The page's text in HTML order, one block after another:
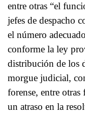
entre otras “el
jefes de despacho
el número
conforme la ley
distribución de los
morgue judicial,
forense, entre
un atraso en la